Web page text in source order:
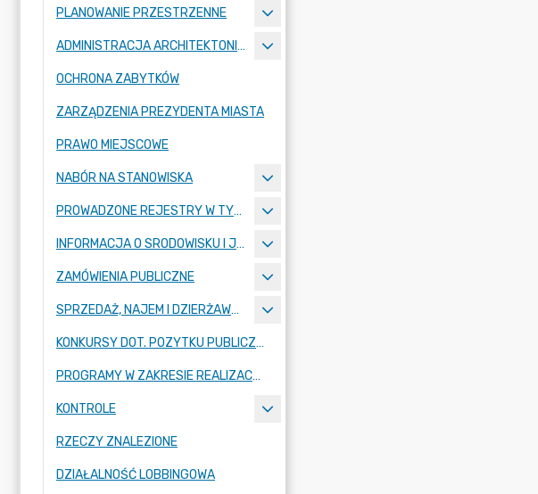
PLANOWANIE PRZESTRZENNE
ADMINISTRACJA ARCHITEKTONICZNO-BUDOWLANA
OCHRONA ZABYTKÓW
ZARZĄDZENIA PREZYDENTA MIASTA
PRAWO MIEJSCOWE
NABÓR NA STANOWISKA
PROWADZONE REJESTRY W TYM REJESTRY PUBLICZNE
INFORMACJA O SRODOWISKU I JEGO OCHRONIE
ZAMÓWIENIA PUBLICZNE
SPRZEDAŻ, NAJEM I DZIERŻAWA NIERUCHOMOŚCI
KONKURSY DOT. POZYTKU PUBLICZNEGO, REALIZACJI ZADAN Z ZAKRESU ZDROWIA PUBLICZNEGO I SWIADCZEN ZDROWOTNYCH
PROGRAMY W ZAKRESIE REALIZACJI ZADAN PUBLICZNYCH (REALIZACJA I WYKONANIE)
KONTROLE
RZECZY ZNALEZIONE
DZIAŁALNOŚĆ LOBBINGOWA